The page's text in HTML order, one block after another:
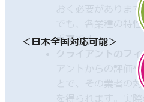
おく必要がありま
でも、各業種の特
重要です。
クライアントのフィ
アントからの評価
とで、その業者の
を得られます。実
＜日本全国対応可能＞